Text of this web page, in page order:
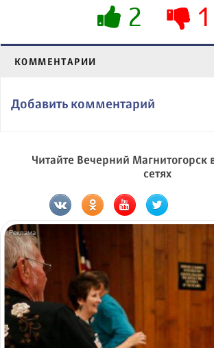
2 1
КОММЕНТАРИИ
Добавить комментарий
Читайте Вечерний Магнитогорск
сетях